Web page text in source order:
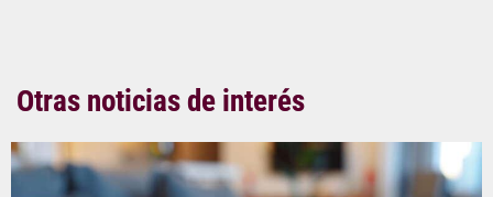
Otras noticias de interés